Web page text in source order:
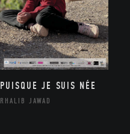
PUISQUE JE SUIS NÉE
RHALIB JAWAD